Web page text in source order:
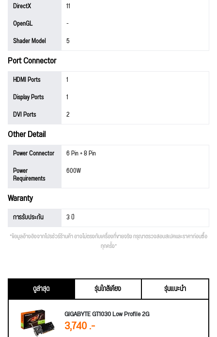
DirectX
11
OpenGL
-
Shader Model
5
Port Connector
HDMI Ports
1
Display Ports
1
DVI Ports
2
Other Detail
Power Connector
6 Pin + 8 Pin
Power
Requirements
600W
Waranty
การรับประกัน 3 ปี
*ข้อมูลอ้างอิงจากโปรชัวร์ร้านค้า อาจไม่ตรงกับเครื่องที่ขายจริง กรุณาตรวจสอบสเปคและราคาก่อนซื้อ
ทุกครั้ง*
ดูล่าสุด รุ่นใกล้เคียง
รุ่นแนะนำ
GIGABYTE GT1030 Low Profile 2G
3,740 .-